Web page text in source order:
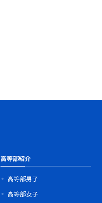
高等部紹介
高等部男子
高等部女子